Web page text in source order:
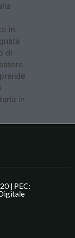
in
di
in
| PEC: